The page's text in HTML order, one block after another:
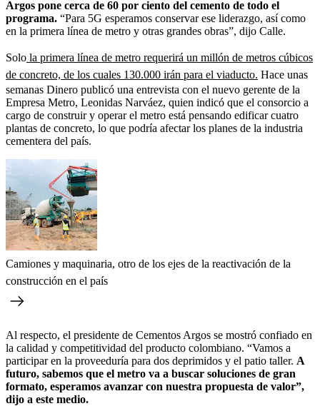
Argos pone cerca de 60 por ciento del cemento de todo el
programa. “Para 5G esperamos conservar ese liderazgo, así como
en la primera línea de metro y otras grandes obras”, dijo Calle.
Solo la primera línea de metro requerirá un millón de metros cúbicos
de concreto, de los cuales 130.000 irán para el viaducto. Hace unas
semanas Dinero publicó una entrevista con el nuevo gerente de la
Empresa Metro, Leonidas Narváez, quien indicó que el consorcio a
cargo de construir y operar el metro está pensando edificar cuatro
plantas de concreto, lo que podría afectar los planes de la industria
cementera del país.
Camiones y maquinaria, otro de los ejes de la reactivación de la
construcción en el país
Al respecto, el presidente de Cementos Argos se mostró confiado en
la calidad y competitividad del producto colombiano. “Vamos a
participar en la proveeduría para dos deprimidos y el patio taller. A
futuro, sabemos que el metro va a buscar soluciones de gran
formato, esperamos avanzar con nuestra propuesta de valor”,
dijo a este medio.